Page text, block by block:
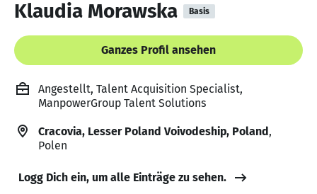
Klaudia Morawska Basis
Ganzes Profil ansehen
Angestellt, Talent Acquisition Specialist,
ManpowerGroup Talent Solutions
Cracovia, Lesser Poland Voivodeship, Poland,
Polen
Logg Dich ein, um alle Einträge zu sehen.